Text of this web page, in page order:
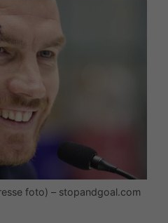
foto) – stopandgoal.com